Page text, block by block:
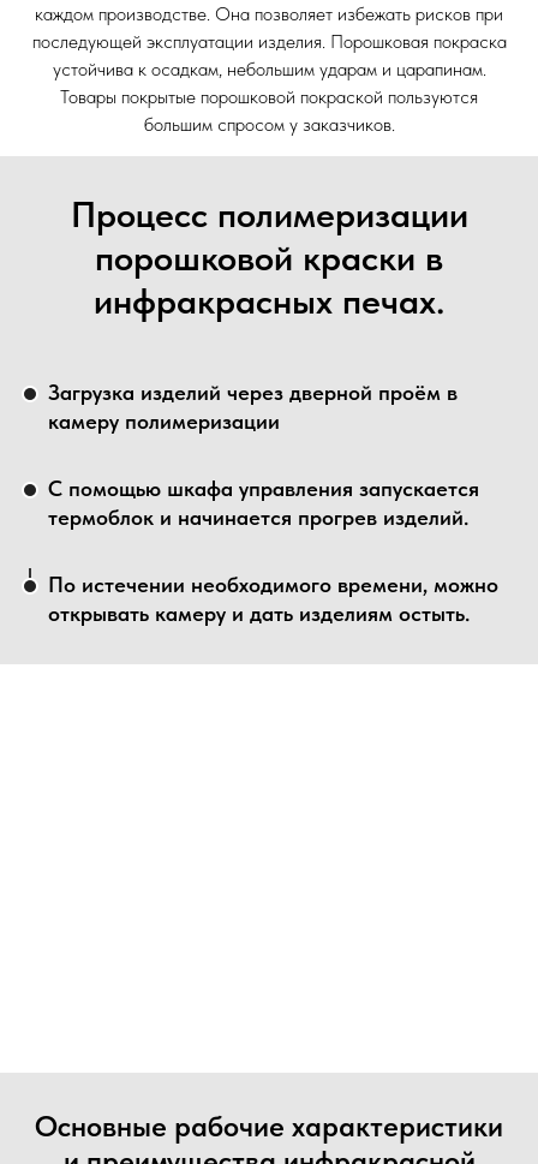
каждом производстве. Она позволяет избежать рисков при
последующей эксплуатации изделия. Порошковая покраска
устойчива к осадкам, небольшим ударам и царапинам.
Товары покрытые порошковой покраской пользуются
большим спросом у заказчиков.
Процесс полимеризации
порошковой краски в
инфракрасных печах.
Загрузка изделий через дверной проём в
камеру полимеризации
С помощью шкафа управления запускается
термоблок и начинается прогрев изделий.
По истечении необходимого времени, можно
открывать камеру и дать изделиям остыть.
Основные рабочие характеристики